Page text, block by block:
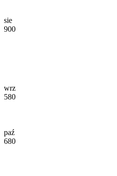
sie
900
wrz
580
paź
680